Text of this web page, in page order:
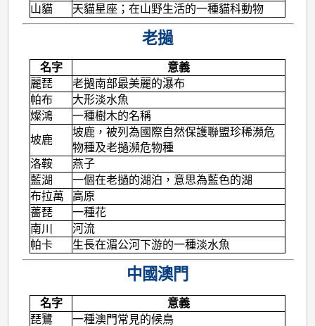
山貓
天貓星座；在山野生活的一種貓科動物
老撾
名字
意義
麗琵
老撾南部最美麗的瀑布
帕布
大形淡水魚
燦鴻
一種樹木的名稱
坡鹿
坡鹿，被列為國際自然保護聯盟珍稀瀕危
物種及老撾瀕危物種
洛鞍
燕子
藍湖
一個在老撾的湖泊，意思為藍色的湖
布拉萬
高原
薔琵
一種花
南川
河流
帕卡
生長在湄公河下游的一種淡水魚
中國澳門
名字
意義
琵鷺
一種澳門常見的候鳥